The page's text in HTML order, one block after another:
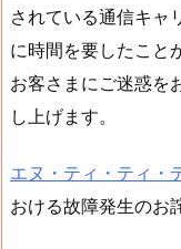
されている通信キャ
に時間を要したこと
お客さまにご迷惑を
し上げます。
エヌ・ティ・ティ・
おける故障発生のお